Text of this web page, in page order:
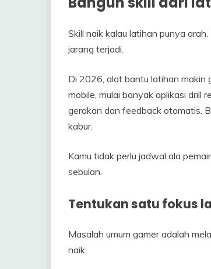
Skill naik kalau latihan punya
jarang terjadi.
Di 2026, alat bantu latihan makin
mobile, mulai banyak aplikasi drill
gerakan dan feedback otomatis.
kabur.
Kamu tidak perlu jadwal ala
sebulan.
Tentukan satu fokus
Masalah umum gamer adalah
naik.